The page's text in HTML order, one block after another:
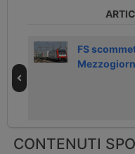
FS
CONTENUTI